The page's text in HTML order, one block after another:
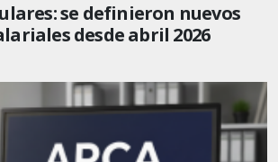
se definieron nuevos
desde abril 2026